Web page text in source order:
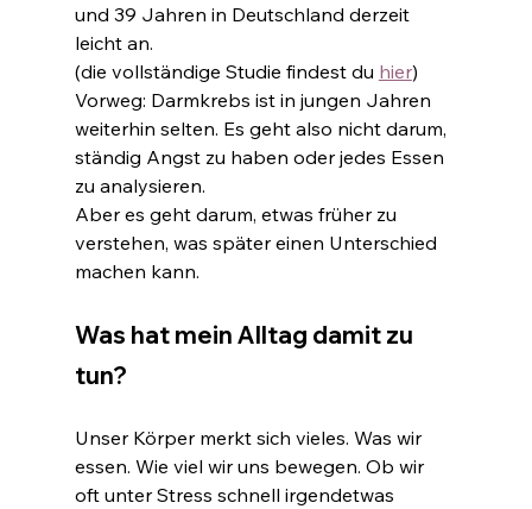
und 39 Jahren in Deutschland derzeit
leicht an.
(die vollständige Studie findest du hier)
Vorweg: Darmkrebs ist in jungen Jahren
weiterhin selten. Es geht also nicht darum,
ständig Angst zu haben oder jedes Essen
zu analysieren.
Aber es geht darum, etwas früher zu
verstehen, was später einen Unterschied
machen kann.
Was hat mein Alltag damit zu
tun?
Unser Körper merkt sich vieles. Was wir
essen. Wie viel wir uns bewegen. Ob wir
oft unter Stress schnell irgendetwas